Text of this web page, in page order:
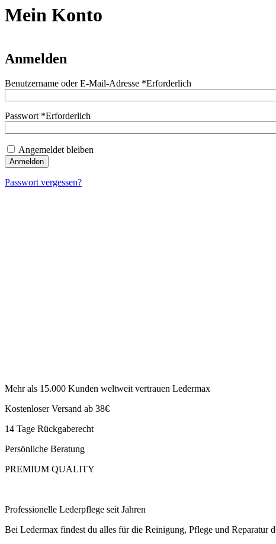
Mein Konto
Anmelden
Benutzername oder E-Mail-Adresse *Erforderlich
Passwort *Erforderlich
Angemeldet bleiben
Anmelden
Passwort vergessen?
Mehr als 15.000 Kunden weltweit vertrauen Ledermax
Kostenloser Versand ab 38€
14 Tage Rückgaberecht
Persönliche Beratung
PREMIUM QUALITY
Professionelle Lederpflege seit Jahren
Bei Ledermax findest du alles für die Reinigung, Pflege und Reparatur